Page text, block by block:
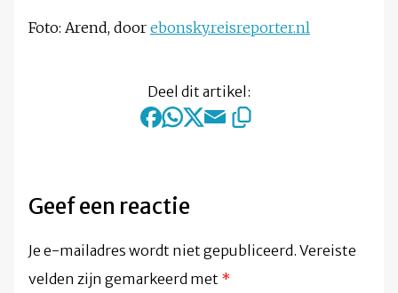
Foto: Arend, door ebonsky.reisreporter.nl
Deel dit artikel:
Geef een reactie
Je e-mailadres wordt niet gepubliceerd. Vereiste
velden zijn gemarkeerd met *